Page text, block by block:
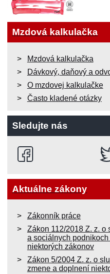
Mzdová kalkulačka
Mzdová kalkulačka
Dávkový, daňový a
O mzdovej kalkulačke
Často kladené otázky
Sledujte nás
Aktuálne zákony
Zákonník práce
Zákon 112/2018 Z. z. o
a sociálnych
niektorých zákonov
Zákon 5/2004 Z. z. o
zmene a doplnení